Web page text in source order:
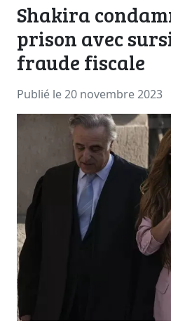
Shakira
prison avec
fraude fiscale
Publié le 20 novembre 2023